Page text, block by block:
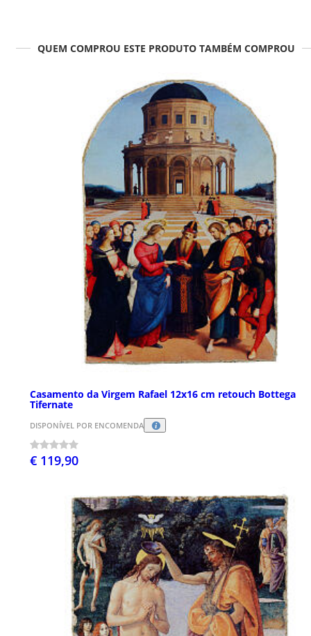
QUEM COMPROU ESTE PRODUTO TAMBÉM COMPROU
Casamento da Virgem Rafael 12x16 cm retouch Bottega
Tifernate
DISPONÍVEL POR ENCOMENDA
€ 119,90